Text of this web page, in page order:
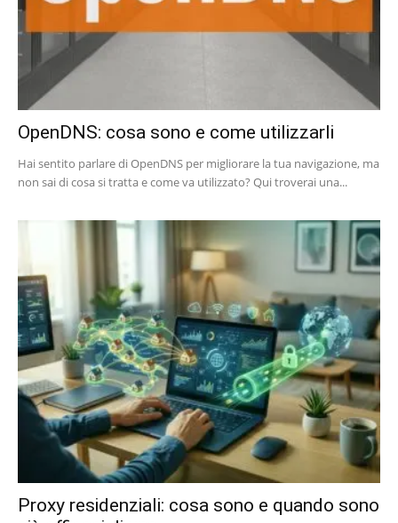
OpenDNS: cosa sono e come utilizzarli
Hai sentito parlare di OpenDNS per migliorare la tua navigazione, ma
non sai di cosa si tratta e come va utilizzato? Qui troverai una...
Proxy residenziali: cosa sono e quando sono